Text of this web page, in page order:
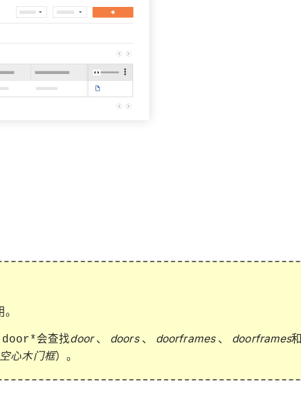
door*会查找door、 doors、 doorframes、 doorframes和
空心木门框）。